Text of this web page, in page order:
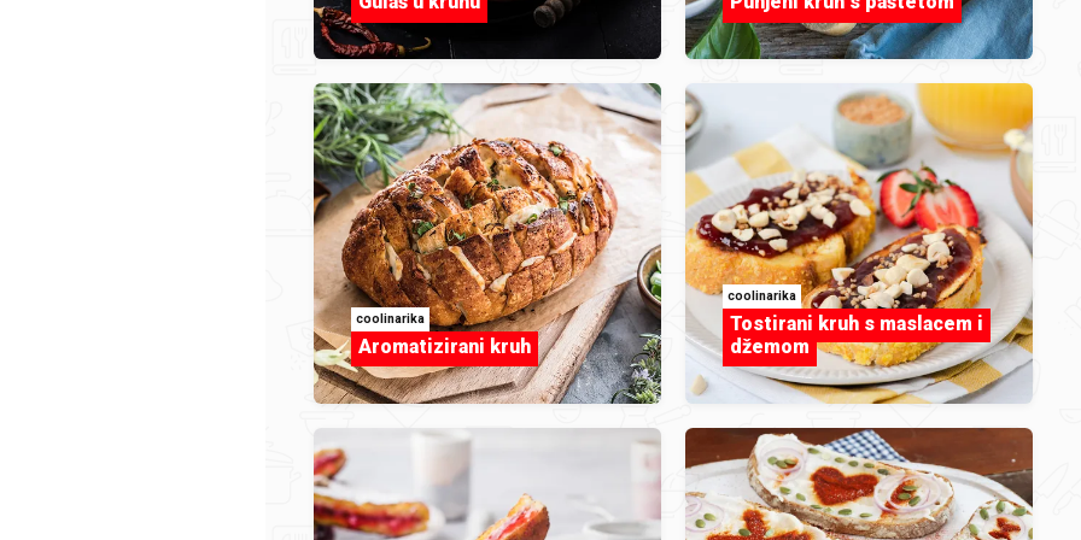
coolinarika
Aromatizirani kruh
coolinarika
Tostirani kruh s maslacem i
džemom